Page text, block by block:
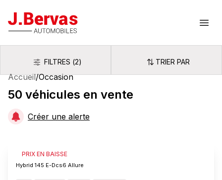
J.Bervas
FiltresFILTRES (2) Trier par
TRIER PAR
Accueil/Occasion
50 véhicules en vente
Créer une alerte
PRIX EN BAISSE
PEUGEOT 308
Hybrid 145 E-Dcs6 Allure